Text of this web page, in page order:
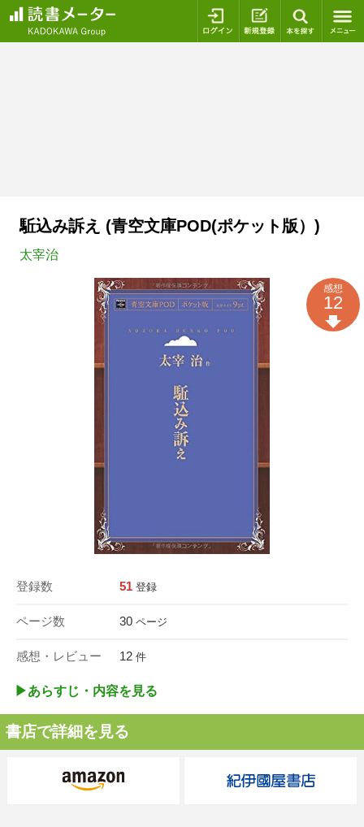
ログイン 新規登録
駈込み訴え (青空文庫POD(ポケット版）)
太宰治
登録数 51 登録
ページ数 30 ページ
感想・レビュー 12 件
感想
12
▶︎あらすじ・内容を見る
書店で詳細を見る